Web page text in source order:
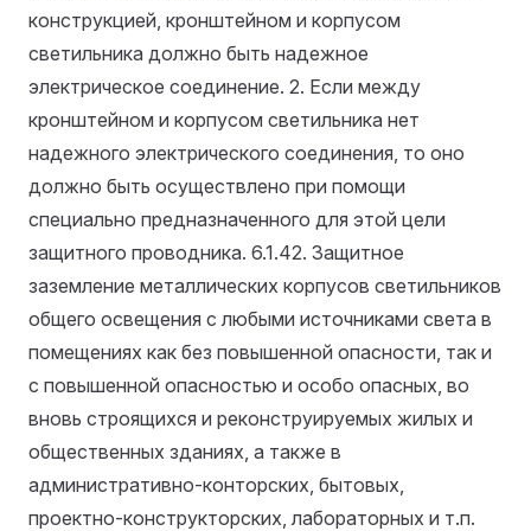
конструкцией, кронштейном и корпусом
светильника должно быть надежное
электрическое соединение. 2. Если между
кронштейном и корпусом светильника нет
надежного электрического соединения, то оно
должно быть осуществлено при помощи
специально предназначенного для этой цели
защитного проводника. 6.1.42. Защитное
заземление металлических корпусов светильников
общего освещения с любыми источниками света в
помещениях как без повышенной опасности, так и
с повышенной опасностью и особо опасных, во
вновь строящихся и реконструируемых жилых и
общественных зданиях, а также в
административно-конторских, бытовых,
проектно-конструкторских, лабораторных и т.п.